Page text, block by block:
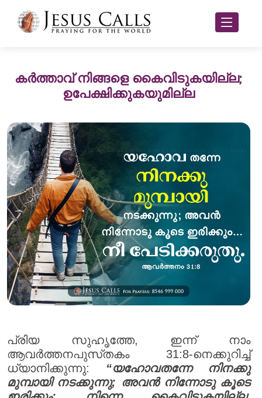
കർത്താവ് നിങ്ങളെ കൈവിടുകയില്ല;
ഉപേക്ഷിക്കുകയുമില്ല
പ്രിയ സുഹൃത്തേ, ഇന്ന് നാം
ആവർത്തനപുസ്‌തകം 31:8-നെക്കുറിച്ച്
ധ്യാനിക്കുന്നു: “യഹോവതന്നേ നിനക്കു
മുമ്പായി നടക്കുന്നു; അവൻ നിന്നോടു കൂടെ